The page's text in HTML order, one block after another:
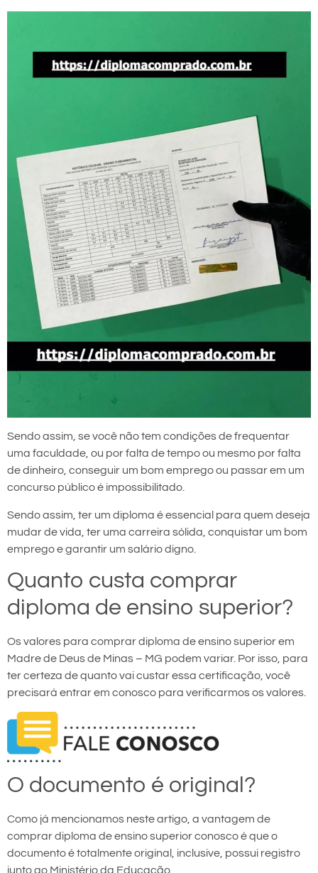
Sendo assim, se você não tem condições de frequentar
uma faculdade, ou por falta de tempo ou mesmo por falta
de dinheiro, conseguir um bom emprego ou passar em um
concurso público é impossibilitado.
Sendo assim, ter um diploma é essencial para quem deseja
mudar de vida, ter uma carreira sólida, conquistar um bom
emprego e garantir um salário digno.
Quanto custa comprar
diploma de ensino superior?
Os valores para comprar diploma de ensino superior em
Madre de Deus de Minas – MG podem variar. Por isso, para
ter certeza de quanto vai custar essa certificação, você
precisará entrar em conosco para verificarmos os valores.
O documento é original?
Como já mencionamos neste artigo, a vantagem de
comprar diploma de ensino superior conosco é que o
documento é totalmente original, inclusive, possui registro
junto ao Ministério da Educação.